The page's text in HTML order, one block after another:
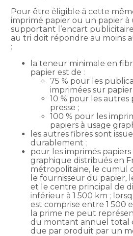
Pour être éligible à cette
imprimé papier ou un papier à
supportant l’encart
au tri doit répondre au moins
:
la teneur minimale en
papier est de :
75 % pour les
imprimées sur
10 % pour les
presse ;
100 % pour les
papiers à usage
les autres fibres sont
durablement ;
pour les imprimés
graphique distribués en
métropolitaine, le cumul
le fournisseur du papier,
et le centre principal de
inférieur à 1 500 km ;
est comprise entre 1 500
la prime ne peut
du montant annuel total
due par produit par un